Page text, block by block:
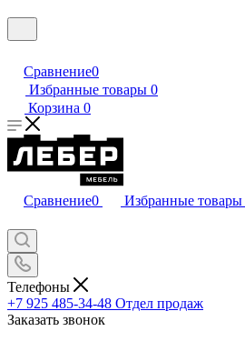
Сравнение0
Избранные товары 0
Корзина 0
Сравнение0 Избранные товары
Телефоны
+7 925 485-34-48 Отдел продаж
Заказать звонок